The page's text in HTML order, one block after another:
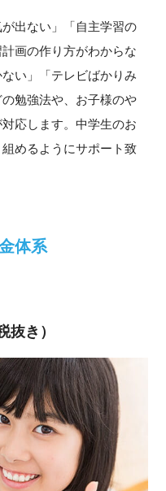
が出ない」「自主学習の
画の作り方がわからな
い」「テレビばかりみ
勉強法や、お子様のや
応します。中学生のお
めるようにサポート致
体系
抜き）